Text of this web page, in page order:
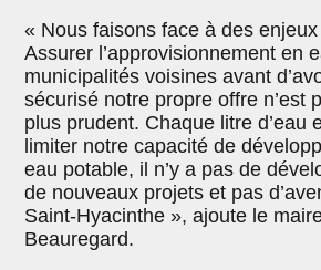
« Nous faisons face à des
Assurer l’approvisionnement en
municipalités voisines avant
sécurisé notre propre offre n’est
plus prudent. Chaque litre d’eau
limiter notre capacité de
eau potable, il n’y a pas de
de nouveaux projets et pas
Saint-Hyacinthe », ajoute le
Beauregard.